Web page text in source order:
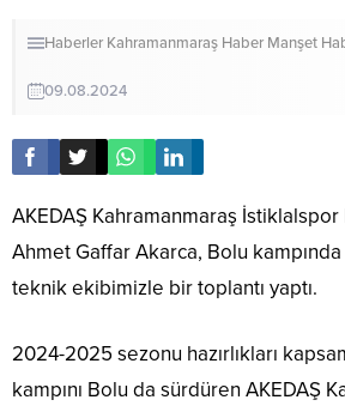
Haberler Kahramanmaraş Haber Manşet
09.08.2024
AKEDAŞ Kahramanmaraş İstiklalspor
Ahmet Gaffar Akarca, Bolu kampında
teknik ekibimizle bir toplantı yaptı.
2024-2025 sezonu hazırlıkları
kampını Bolu da sürdüren AKEDAŞ